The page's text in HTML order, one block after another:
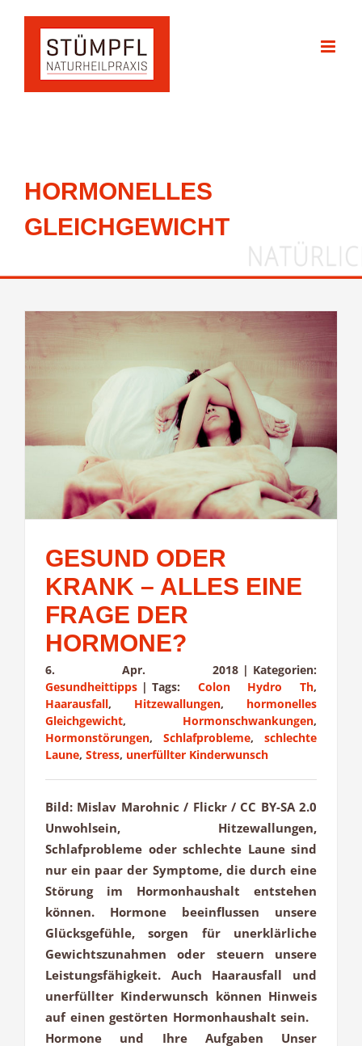
springen
HORMONELLES
GLEICHGEWICHT
GESUND ODER
KRANK – ALLES EINE
FRAGE DER
HORMONE?
6. Apr. 2018 | Kategorien:
Gesundheittipps | Tags: Colon Hydro Th,
Haarausfall, Hitzewallungen, hormonelles
Gleichgewicht, Hormonschwankungen,
Hormonstörungen, Schlafprobleme, schlechte
Laune, Stress, unerfüllter Kinderwunsch
Bild: Mislav Marohnic / Flickr / CC BY-SA 2.0
Unwohlsein, Hitzewallungen,
Schlafprobleme oder schlechte Laune sind
nur ein paar der Symptome, die durch eine
Störung im Hormonhaushalt entstehen
können. Hormone beeinflussen unsere
Glücksgefühle, sorgen für unerklärliche
Gewichtszunahmen oder steuern unsere
Leistungsfähigkeit. Auch Haarausfall und
unerfüllter Kinderwunsch können Hinweis
auf einen gestörten Hormonhaushalt sein.
Hormone und Ihre Aufgaben Unser